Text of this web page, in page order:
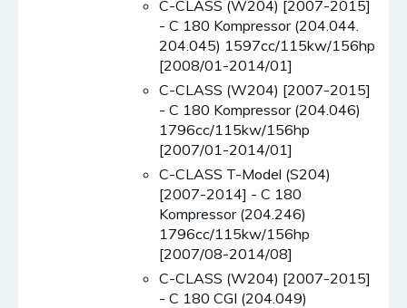
C-CLASS (W204) [2007-2015]
- C 180 Kompressor (204.044.
204.045) 1597cc/115kw/156hp
[2008/01-2014/01]
C-CLASS (W204) [2007-2015]
- C 180 Kompressor (204.046)
1796cc/115kw/156hp
[2007/01-2014/01]
C-CLASS T-Model (S204)
[2007-2014] - C 180
Kompressor (204.246)
1796cc/115kw/156hp
[2007/08-2014/08]
C-CLASS (W204) [2007-2015]
- C 180 CGI (204.049)